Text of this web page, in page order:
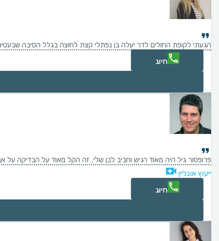
הגעתי לקופת החולים לדר יעלה בן נפתלי קצת לחוצה בגלל הסיבה
חיוג
פרופסור גיל היה מאוד רגיש וחביב לבן שלי, זה הקל מאוד על הבדיקה
ייעוץ אונליין
חיוג